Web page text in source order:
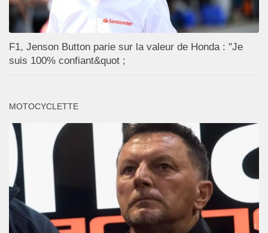
F1, Jenson Button parie sur la valeur de Honda : "Je
suis 100% confiant&quot ;
MOTOCYCLETTE